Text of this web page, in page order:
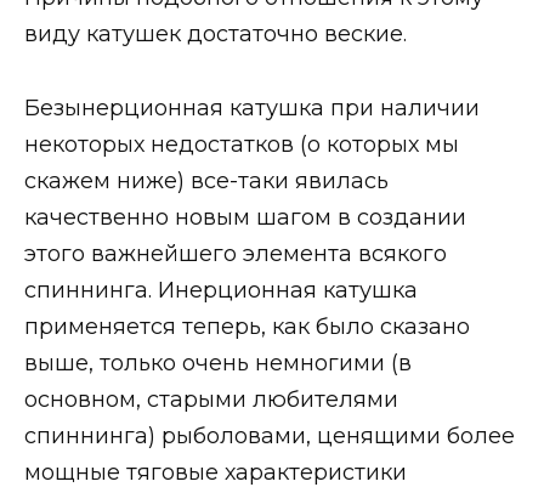
виду катушек достаточно веские.
Безынерционная катушка при наличии
некоторых недостатков (о которых мы
скажем ниже) все-таки явилась
качественно новым шагом в создании
этого важнейшего элемента всякого
спиннинга. Инерционная катушка
применяется теперь, как было сказано
выше, только очень немногими (в
основном, старыми любителями
спиннинга) рыболовами, ценящими более
мощные тяговые характеристики